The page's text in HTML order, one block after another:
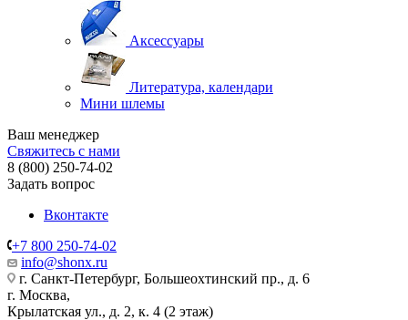
Аксессуары
Литература, календари
Мини шлемы
Ваш менеджер
Свяжитесь с нами
8 (800) 250-74-02
Задать вопрос
Вконтакте
+7 800 250-74-02
info@shonx.ru
г. Санкт-Петербург, Большеохтинский пр., д. 6
г. Москва,
Крылатская ул., д. 2, к. 4 (2 этаж)